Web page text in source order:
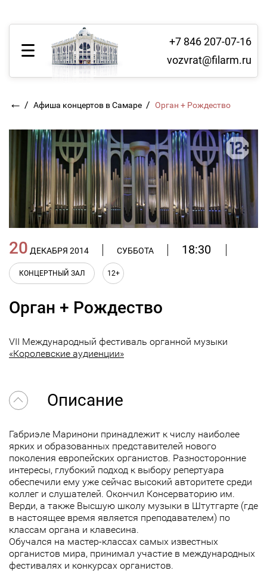
+7 846 207-07-16
vozvrat@filarm.ru
← / Афиша концертов в Самаре / Орган + Рождество
20 ДЕКАБРЯ 2014 СУББОТА 18:30
КОНЦЕРТНЫЙ ЗАЛ 12+
Орган + Рождество
VII Международный фестиваль органной музыки
«Королевские аудиенции»
Описание
Габриэле Маринони принадлежит к числу наиболее
ярких и образованных представителей нового
поколения европейских органистов. Разносторонние
интересы, глубокий подход к выбору репертуара
обеспечили ему уже сейчас высокий авторитете среди
коллег и слушателей. Окончил Консерваторию им.
Верди, а также Высшую школу музыки в Штутгарте (где
в настоящее время является преподавателем) по
классам органа и клавесина.
Обучался на мастер-классах самых известных
органистов мира, принимал участие в международных
фестивалях и конкурсах органистов.